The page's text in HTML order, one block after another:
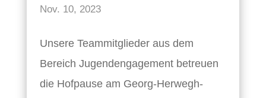
Nov. 10, 2023
Unsere Teammitglieder aus dem
Bereich Jugendengagement betreuen
die Hofpause am Georg-Herwegh-